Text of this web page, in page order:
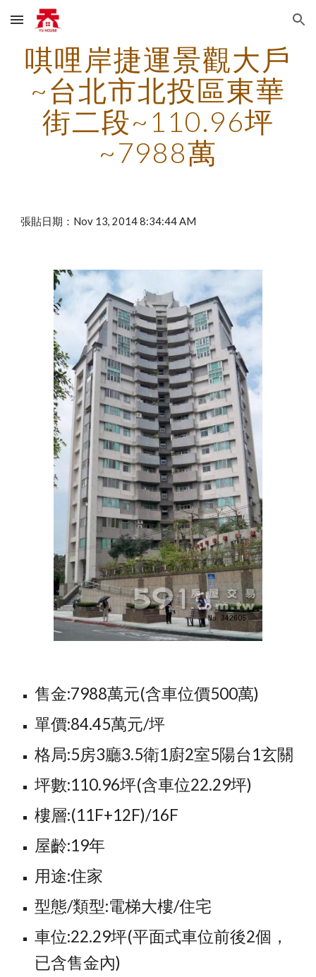
Skip to main content Skip to navigation
唭哩岸捷運景觀大戶
~台北市北投區東華
街二段~110.96坪
~7988萬
張貼日期：Nov 13, 2014 8:34:44 AM
售金:7988萬元(含車位價500萬)
單價:84.45萬元/坪
格局:5房3廳3.5衛1廚2室5陽台1玄關
坪數:110.96坪(含車位22.29坪)
樓層:(11F+12F)/16F
屋齡:19年
用途:住家
型態/類型:電梯大樓/住宅
車位:22.29坪(平面式車位前後2個，
已含售金內)